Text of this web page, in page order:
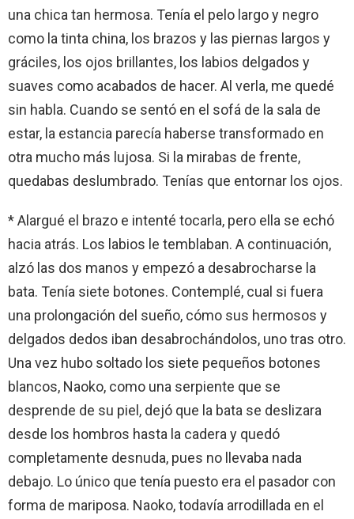
una chica tan hermosa. Tenía el pelo largo y negro
como la tinta china, los brazos y las piernas largos y
gráciles, los ojos brillantes, los labios delgados y
suaves como acabados de hacer. Al verla, me quedé
sin habla. Cuando se sentó en el sofá de la sala de
estar, la estancia parecía haberse transformado en
otra mucho más lujosa. Si la mirabas de frente,
quedabas deslumbrado. Tenías que entornar los ojos.
* Alargué el brazo e intenté tocarla, pero ella se echó
hacia atrás. Los labios le temblaban. A continuación,
alzó las dos manos y empezó a desabrocharse la
bata. Tenía siete botones. Contemplé, cual si fuera
una prolongación del sueño, cómo sus hermosos y
delgados dedos iban desabrochándolos, uno tras otro.
Una vez hubo soltado los siete pequeños botones
blancos, Naoko, como una serpiente que se
desprende de su piel, dejó que la bata se deslizara
desde los hombros hasta la cadera y quedó
completamente desnuda, pues no llevaba nada
debajo. Lo único que tenía puesto era el pasador con
forma de mariposa. Naoko, todavía arrodillada en el